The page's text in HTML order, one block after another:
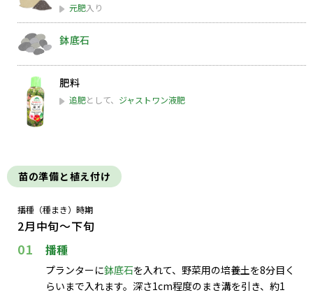
元肥入り
鉢底石
肥料
追肥として、 ジャストワン液肥
苗の準備と植え付け
播種（種まき）時期
2月中旬～下旬
01 播種
プランターに鉢底石を入れて、野菜用の培養土を8分目く
らいまで入れます。深さ1cm程度のまき溝を引き、約1